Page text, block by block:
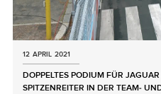
12 APRIL 2021
DOPPELTES PODIUM FÜR
SPITZENREITER IN DER TEAM‑